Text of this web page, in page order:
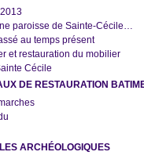
paroisse de Sainte-Cécile…
au temps présent
et restauration du mobilier
Cécile
DE RESTAURATION
ARCHÉOLOGIQUES